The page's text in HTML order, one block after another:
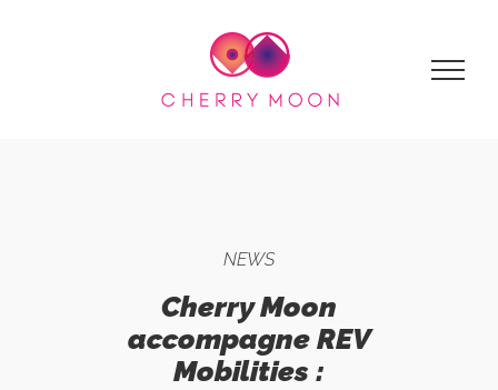
NEWS
Cherry Moon
accompagne REV
Mobilities :